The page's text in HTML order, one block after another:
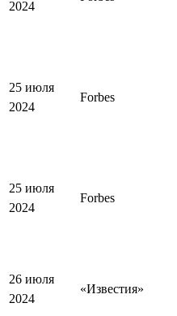
2024
25 июля
2024
Forbes
25 июля
2024
Forbes
26 июля
2024
«Известия»